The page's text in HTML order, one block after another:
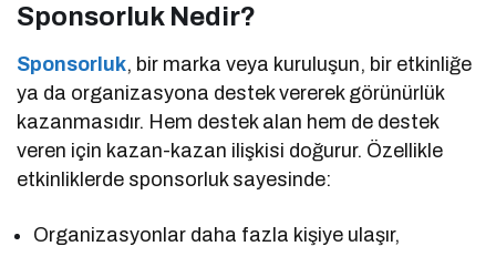
Sponsorluk Nedir?
Sponsorluk, bir marka veya kuruluşun, bir etkinliğe
ya da organizasyona destek vererek görünürlük
kazanmasıdır. Hem destek alan hem de destek
veren için kazan-kazan ilişkisi doğurur. Özellikle
etkinliklerde sponsorluk sayesinde:
Organizasyonlar daha fazla kişiye ulaşır,